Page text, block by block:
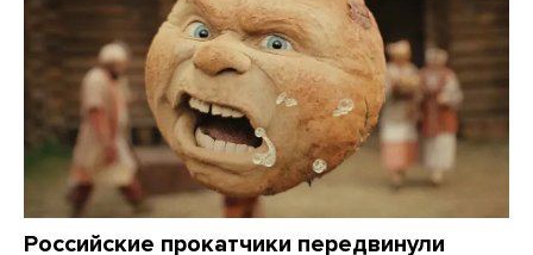
Российские прокатчики передвинули